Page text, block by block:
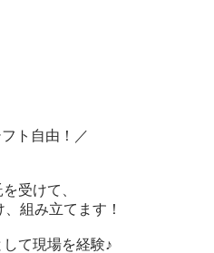
ト自由！／
受けて、
組み立てます！
て現場を経験♪